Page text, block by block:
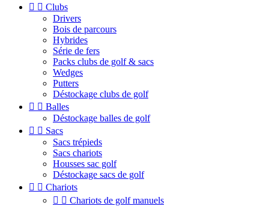
  Clubs
Drivers
Bois de parcours
Hybrides
Série de fers
Packs clubs de golf & sacs
Wedges
Putters
Déstockage clubs de golf
  Balles
Déstockage balles de golf
  Sacs
Sacs trépieds
Sacs chariots
Housses sac golf
Déstockage sacs de golf
  Chariots
  Chariots de golf manuels